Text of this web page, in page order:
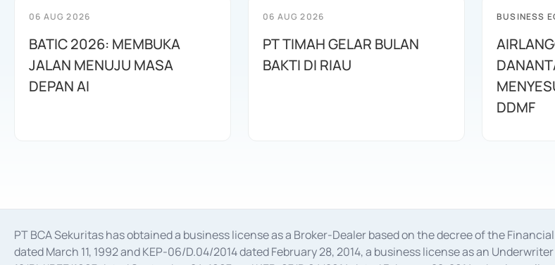
06 AUG 2026
BATIC 2026: MEMBUKA
JALAN MENUJU MASA
DEPAN AI
06 AUG 2026
PT TIMAH GELAR BULAN
BAKTI DI RIAU
BUSINESS
DDMF
PT BCA Sekuritas has obtained a business license as a Broker-Dealer based on the decree of the
dated March 11, 1992 and KEP-06/D.04/2014 dated February 28, 2014, a business license as an